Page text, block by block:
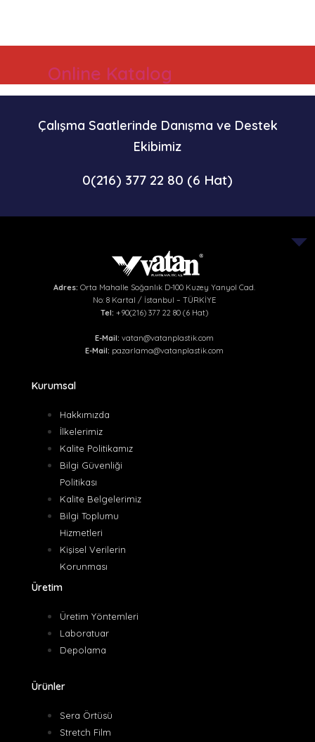
Online Katalog
Çalışma Saatlerinde Danışma ve Destek
Ekibimiz
0(216) 377 22 80 (6 Hat)
Adres: Orta Mahalle Soğanlık D-100 Kuzey Yanyol Cad.
No: 8 Kartal / İstanbul – TÜRKİYE
Tel: +90(216) 377 22 80 (6 Hat)
E-Mail: vatan@vatanplastik.com
E-Mail: pazarlama@vatanplastik.com
Kurumsal
Hakkımızda
İlkelerimiz
Kalite Politikamız
Bilgi Güvenliği
Politikası
Kalite Belgelerimiz
Bilgi Toplumu
Hizmetleri
Kişisel Verilerin
Korunması
Üretim
Üretim Yöntemleri
Laboratuar
Depolama
Ürünler
Sera Örtüsü
Stretch Film